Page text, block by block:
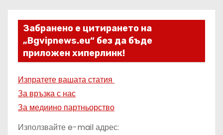
Забранено е цитирането на
„Bgvipnews.eu“ без да бъде
приложен хиперлинк!
Изпратете вашата статия
За връзка с нас
За медиино партньорство
Използвайте e-mail адрес: